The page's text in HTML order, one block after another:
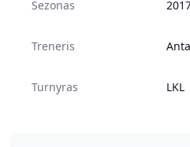
Sezonas
Treneris
Turnyras LKL